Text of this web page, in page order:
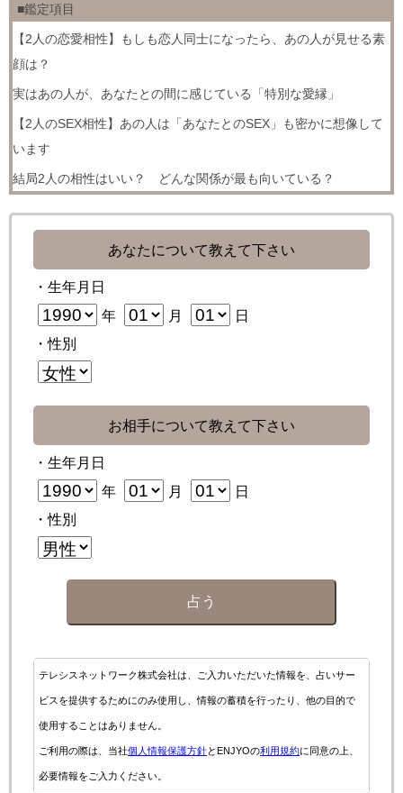
■鑑定項目
【2人の恋愛相性】もしも恋人同士になったら、あの人が見せる素
顔は？
実はあの人が、あなたとの間に感じている「特別な愛縁」
【2人のSEX相性】あの人は「あなたとのSEX」も密かに想像して
います
結局2人の相性はいい？ どんな関係が最も向いている？
あなたについて教えて下さい
・生年月日
年 月
日
・性別
お相手について教えて下さい
・生年月日
年 月
日
・性別
占う
テレシスネットワーク株式会社は、ご入力いただいた情報を、占いサー
ビスを提供するためにのみ使用し、情報の蓄積を行ったり、他の目的で
使用することはありません。
ご利用の際は、当社個人情報保護方針とENJYOの利用規約に同意の上、
必要情報をご入力ください。